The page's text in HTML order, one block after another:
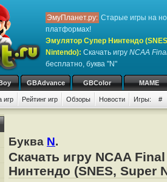
ЭмуПланет.ру: Старые игры на
платформах!
Эмулятор Супер Нинтендо
Nintendo): Скачать игру NCAA
бесплатно, буква "N"
GBAdvance GBColor MAME
игр Рейтинг игр Обзоры Новости Игры: #
Буква N.
Скачать игру NCAA
Нинтендо (SNES, Super